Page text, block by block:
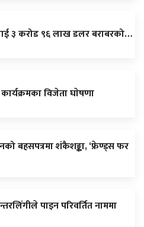
३ करोड ९६ लाख डलर बराबरको…
विजेता घाेषणा
बहसपत्रमा शंकैशङ्का, ‘फ्रेण्ड्स फर
पाइन परिवर्तित नाममा